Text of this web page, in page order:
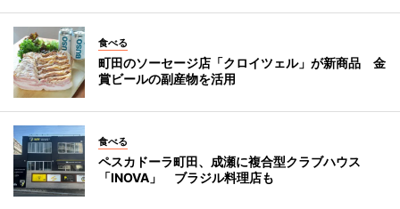
食べる
町田のソーセージ店「クロイツェル」が新商品 金
賞ビールの副産物を活用
食べる
ペスカドーラ町田、成瀬に複合型クラブハウス
「INOVA」 ブラジル料理店も